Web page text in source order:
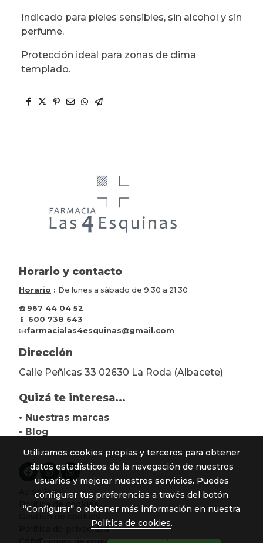
Indicado para pieles sensibles, sin alcohol y sin
perfume.
Protección ideal para zonas de clima
templado.
Horario y contacto
Horario : De lunes a sábado de 9:30 a 21:30
☎️ 967 44 04 52
📱 600 738 643
📧farmacialas4esquinas@gmail.com
Dirección
Calle Peñicas 33 02630 La Roda (Albacete)
Quizá te interesa...
• Nuestras marcas
• Blog
Aviso legal
Política de cookies
Gestión de cookies
Política de privacidad
Utilizamos cookies propias y terceros para obtener
datos estadísticos de la navegación de nuestros
usuarios y mejorar nuestros servicios. Puedes
configurar tus preferencias a través del botón
“Configurar” o obtener más información en nuestra
Política de cookies.